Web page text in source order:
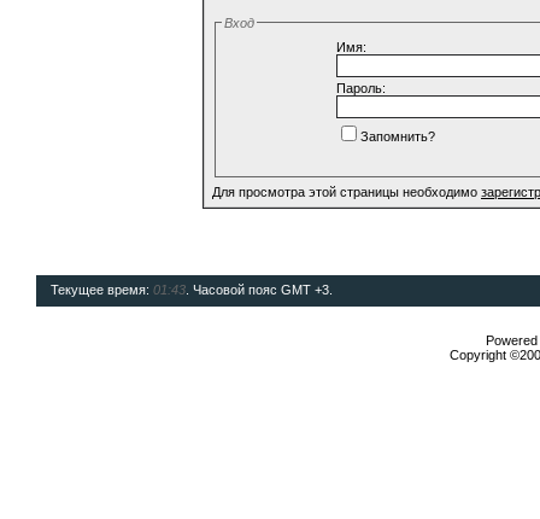
Вход
Имя:
Пароль:
Запомнить?
Для просмотра этой страницы необходимо
Текущее время: 01:43 . Часовой пояс GMT +3.
Copyright